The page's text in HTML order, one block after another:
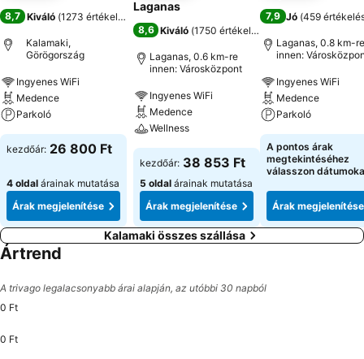
8,7 Kiváló (1273 értékelés
Kalamaki,
Görögország
Ingyenes WiFi
Medence
Parkoló
kezdőár: 26 800 Ft
4 oldal árainak mutatása
Árak megjelenítése
Laganas
8,6 Kiváló (1750 értékelés
Laganas, 0.6 km-re
innen: Városközpont
Ingyenes WiFi
Medence
Wellness
kezdőár: 38 853 Ft
5 oldal árainak mutatása
Árak megjelenítése
7,9 Jó (459
Laganas, 0.8 km-re
innen:
Ingyenes WiFi
Medence
Parkoló
A pontos árak
megtekintéséhez
válasszon
Árak megjelenítése
Kalamaki összes szállása
Ártrend
A trivago legalacsonyabb árai alapján, az utóbbi 30 napból
0 Ft
0 Ft